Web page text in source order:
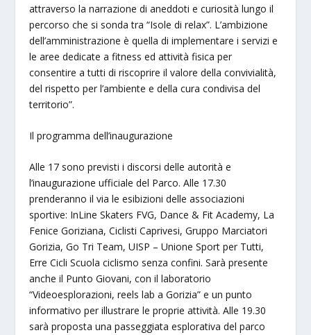
attraverso la narrazione di aneddoti e curiosità lungo il
percorso che si sonda tra “Isole di relax”. L’ambizione
dell’amministrazione è quella di implementare i servizi e
le aree dedicate a fitness ed attività fisica per
consentire a tutti di riscoprire il valore della convivialità,
del rispetto per l’ambiente e della cura condivisa del
territorio”.
Il programma dell’inaugurazione
Alle 17 sono previsti i discorsi delle autorità e
l’inaugurazione ufficiale del Parco. Alle 17.30
prenderanno il via le esibizioni delle associazioni
sportive: InLine Skaters FVG, Dance & Fit Academy, La
Fenice Goriziana, Ciclisti Caprivesi, Gruppo Marciatori
Gorizia, Go Tri Team, UISP – Unione Sport per Tutti,
Erre Cicli Scuola ciclismo senza confini. Sarà presente
anche il Punto Giovani, con il laboratorio
“Videoesplorazioni, reels lab a Gorizia” e un punto
informativo per illustrare le proprie attività. Alle 19.30
sarà proposta una passeggiata esplorativa del parco